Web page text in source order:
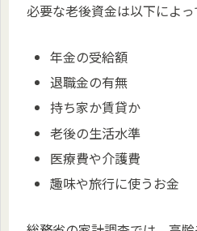
必要な老後資金は以下によっ
年金の受給額
退職金の有無
持ち家か賃貸か
老後の生活水準
医療費や介護費
趣味や旅行に使うお金